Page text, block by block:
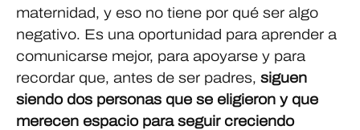
maternidad, y eso no tiene por qué ser algo
negativo. Es una oportunidad para aprender a
comunicarse mejor, para apoyarse y para
recordar que, antes de ser padres, siguen
siendo dos personas que se eligieron y que
merecen espacio para seguir creciendo